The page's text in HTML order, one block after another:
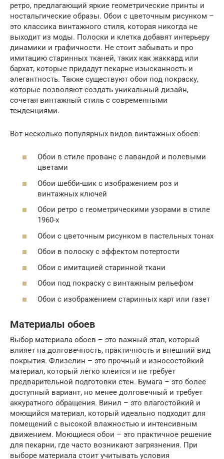
ретро, предлагающий яркие геометрические принты и
ностальгические образы. Обои с цветочным рисунком –
это классика винтажного стиля, которая никогда не
выходит из моды. Полоски и клетка добавят интерьеру
динамики и графичности. Не стоит забывать и про
имитацию старинных тканей, таких как жаккард или
бархат, которые придадут пекарне изысканность и
элегантность. Также существуют обои под покраску,
которые позволяют создать уникальный дизайн,
сочетая винтажный стиль с современными
тенденциями.
Вот несколько популярных видов винтажных обоев:
Обои в стиле прованс с лавандой и полевыми
цветами
Обои шебби-шик с изображением роз и
винтажных ключей
Обои ретро с геометрическими узорами в стиле
1960-х
Обои с цветочным рисунком в пастельных тонах
Обои в полоску с эффектом потертости
Обои с имитацией старинной ткани
Обои под покраску с винтажным рельефом
Обои с изображением старинных карт или газет
Материалы обоев
Выбор материала обоев – это важный этап, который
влияет на долговечность, практичность и внешний вид
покрытия. Флизелин – это прочный и износостойкий
материал, который легко клеится и не требует
предварительной подготовки стен. Бумага – это более
доступный вариант, но менее долговечный и требует
аккуратного обращения. Винил – это влагостойкий и
моющийся материал, который идеально подходит для
помещений с высокой влажностью и интенсивным
движением. Моющиеся обои – это практичное решение
для пекарни, где часто возникают загрязнения. При
выборе материала стоит учитывать условия